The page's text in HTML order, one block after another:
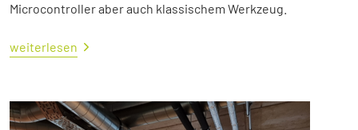
Microcontroller aber auch klassischem Werkzeug.
weiterlesen